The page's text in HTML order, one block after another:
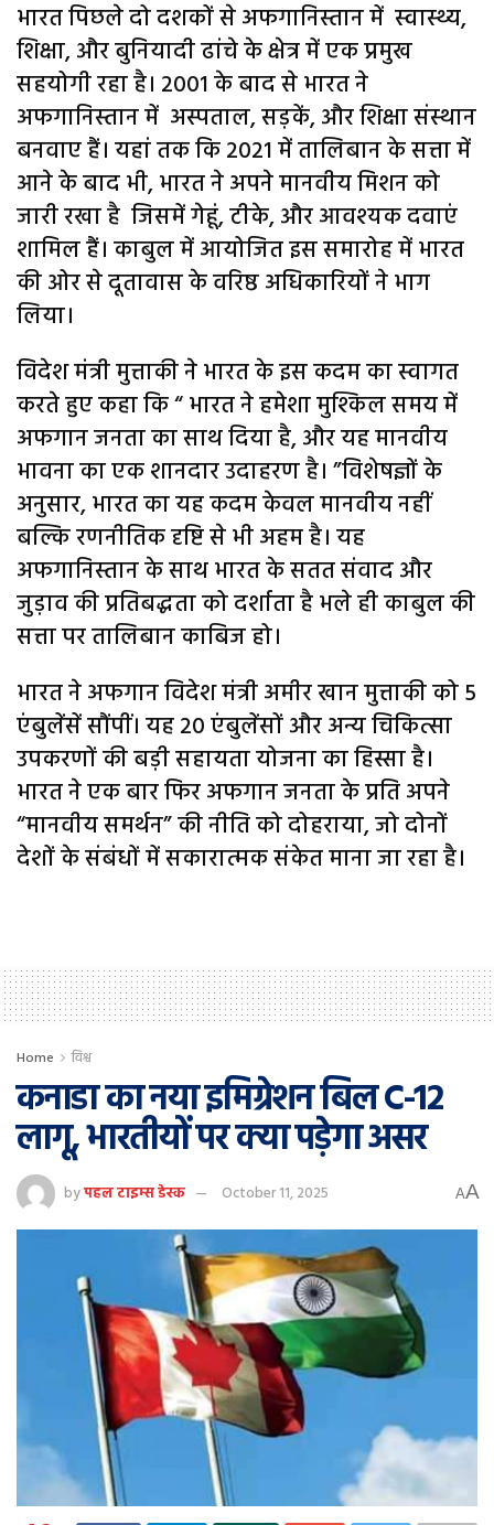
भारत पिछले दो दशकों से अफगानिस्तान में स्वास्थ्य,
शिक्षा, और बुनियादी ढांचे के क्षेत्र में एक प्रमुख
सहयोगी रहा है। 2001 के बाद से भारत ने
अफगानिस्तान में अस्पताल, सड़कें, और शिक्षा संस्थान
बनवाए हैं। यहां तक कि 2021 में तालिबान के सत्ता में
आने के बाद भी, भारत ने अपने मानवीय मिशन को
जारी रखा है जिसमें गेहूं, टीके, और आवश्यक दवाएं
शामिल हैं। काबुल में आयोजित इस समारोह में भारत
की ओर से दूतावास के वरिष्ठ अधिकारियों ने भाग
लिया।
विदेश मंत्री मुत्ताकी ने भारत के इस कदम का स्वागत
करते हुए कहा कि “ भारत ने हमेशा मुश्किल समय में
अफगान जनता का साथ दिया है, और यह मानवीय
भावना का एक शानदार उदाहरण है। ”विशेषज्ञों के
अनुसार, भारत का यह कदम केवल मानवीय नहीं
बल्कि रणनीतिक दृष्टि से भी अहम है। यह
अफगानिस्तान के साथ भारत के सतत संवाद और
जुड़ाव की प्रतिबद्धता को दर्शाता है भले ही काबुल की
सत्ता पर तालिबान काबिज हो।
भारत ने अफगान विदेश मंत्री अमीर खान मुत्ताकी को 5
एंबुलेंसें सौंपीं। यह 20 एंबुलेंसों और अन्य चिकित्सा
उपकरणों की बड़ी सहायता योजना का हिस्सा है।
भारत ने एक बार फिर अफगान जनता के प्रति अपने
“मानवीय समर्थन” की नीति को दोहराया, जो दोनों
देशों के संबंधों में सकारात्मक संकेत माना जा रहा है।
Home विश्व
कनाडा का नया इमिग्रेशन बिल C-12
लागू, भारतीयों पर क्या पड़ेगा असर
byपहल टाइम्स डेस्क October 11, 2025 AA